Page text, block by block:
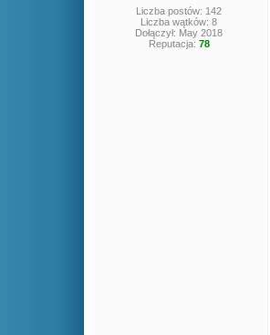
Liczba postów: 142
Liczba wątków: 8
Dołączył: May 2018
Reputacja: 78